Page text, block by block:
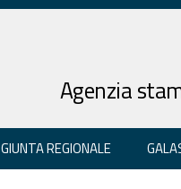
Agenzia
GIUNTA REGIONALE